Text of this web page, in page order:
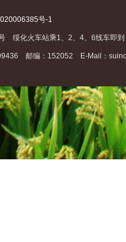
号-1
绥化火车站乘1、2、4、6线车即到
邮编：152052 E-Mail：